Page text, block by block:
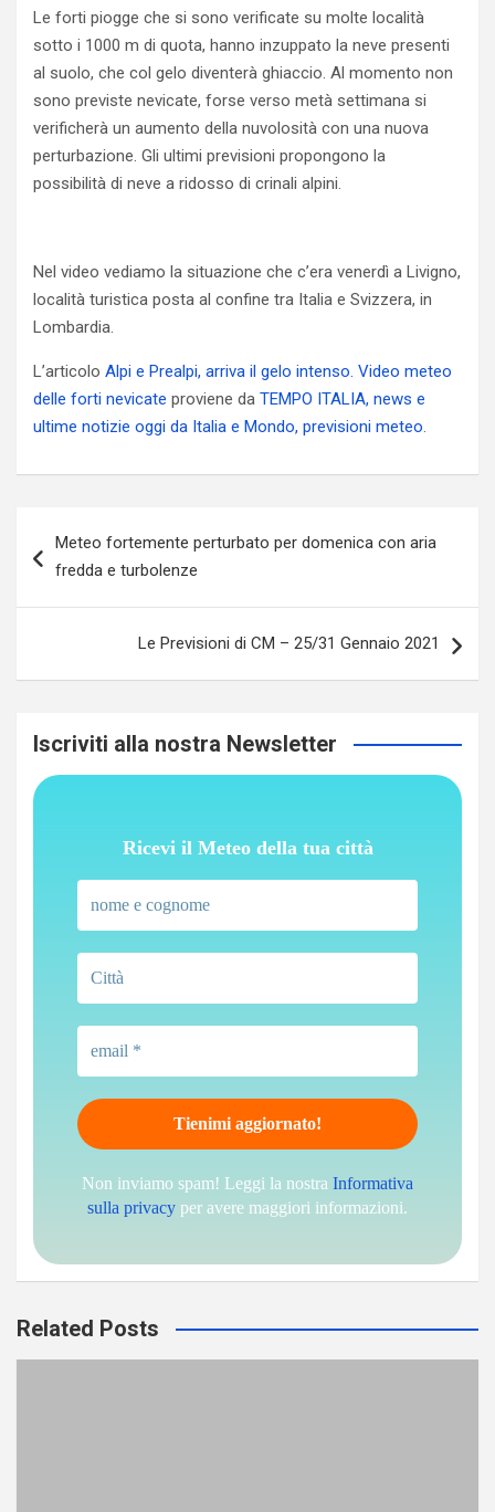
Le forti piogge che si sono verificate su molte località
sotto i 1000 m di quota, hanno inzuppato la neve presenti
al suolo, che col gelo diventerà ghiaccio. Al momento non
sono previste nevicate, forse verso metà settimana si
verificherà un aumento della nuvolosità con una nuova
perturbazione. Gli ultimi previsioni propongono la
possibilità di neve a ridosso di crinali alpini.
Nel video vediamo la situazione che c’era venerdì a Livigno,
località turistica posta al confine tra Italia e Svizzera, in
Lombardia.
L’articolo Alpi e Prealpi, arriva il gelo intenso. Video meteo
delle forti nevicate proviene da TEMPO ITALIA, news e
ultime notizie oggi da Italia e Mondo, previsioni meteo.
articoli
Meteo fortemente perturbato per domenica con aria
fredda e turbolenze
Le Previsioni di CM – 25/31 Gennaio 2021
Iscriviti alla nostra Newsletter
Ricevi il Meteo della tua città
Non inviamo spam! Leggi la nostra Informativa
sulla privacy per avere maggiori informazioni.
Related Posts